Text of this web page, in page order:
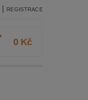
REGISTRACE
0 Kč